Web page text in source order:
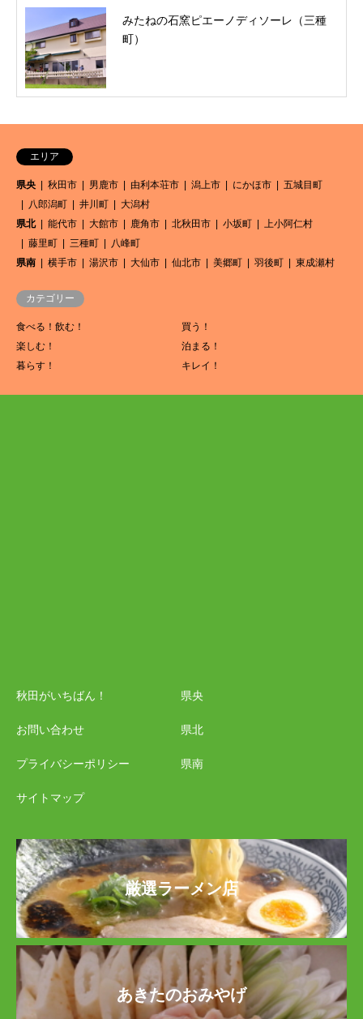
みたねの石窯ピエーノディソーレ（三種
町）
エリア
県央 秋田市 男鹿市 由利本荘市 潟上市 にかほ市
五城目町
八郎潟町
井川町
大潟村
県北
能代市 大館市 鹿角市 北秋田市 小坂町
上小阿仁村
藤里町
三種町
八峰町
県南
横手市 湯沢市 大仙市 仙北市 美郷町 羽後町 東成瀬村
カテゴリー
食べる！飲む！
買う！
楽しむ！
泊まる！
暮らす！
キレイ！
秋田がいちばん！
お問い合わせ
プライバシーポリシー
サイトマップ
県央
県北
県南
厳選ラーメン店
あきたのおみやげ